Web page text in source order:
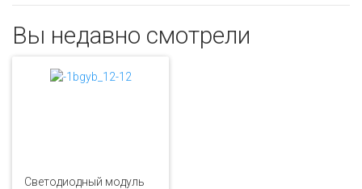
Вы недавно смотрели
Светодиодный модуль